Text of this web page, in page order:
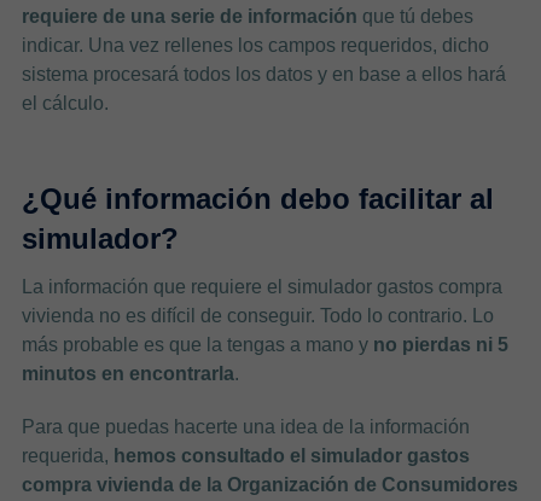
requiere de una serie de información que tú debes
indicar. Una vez rellenes los campos requeridos, dicho
sistema procesará todos los datos y en base a ellos hará
el cálculo.
¿Qué información debo facilitar al
simulador?
La información que requiere el simulador gastos compra
vivienda no es difícil de conseguir. Todo lo contrario. Lo
más probable es que la tengas a mano y no pierdas ni 5
minutos en encontrarla.
Para que puedas hacerte una idea de la información
requerida, hemos consultado el simulador gastos
compra vivienda de la Organización de Consumidores